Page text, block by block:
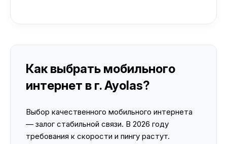
Как выбрать мобильного
интернет в г. Ayolas?
Выбор качественного мобильного интернета
— залог стабильной связи. В 2026 году
требования к скорости и пингу растут.